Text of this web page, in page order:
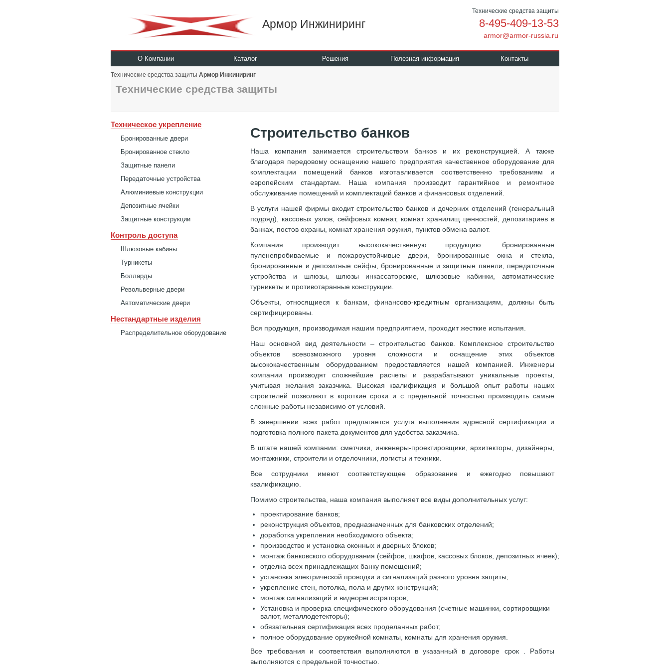
Армор Инжиниринг
Технические средства защиты
8-495-409-13-53
armor@armor-russia.ru
О Компании Каталог Решения Полезная информация Контакты
Технические средства защиты Армор Инжиниринг
Технические средства защиты
Техническое укрепление
Бронированные двери
Бронированное стекло
Защитные панели
Передаточные устройства
Алюминиевые конструкции
Депозитные ячейки
Защитные конструкции
Контроль доступа
Шлюзовые кабины
Турникеты
Болларды
Револьверные двери
Автоматические двери
Нестандартные изделия
Распределительное оборудование
Строительство банков
Наша компания занимается строительством банков и их реконструкцией. А также
благодаря передовому оснащению нашего предприятия качественное оборудование для
комплектации помещений банков изготавливается соответственно требованиям и
европейским стандартам. Наша компания производит гарантийное и ремонтное
обслуживание помещений и комплектаций банков и финансовых отделений.
В услуги нашей фирмы входит строительство банков и дочерних отделений (генеральный
подряд), кассовых узлов, сейфовых комнат, комнат хранилищ ценностей, депозитариев в
банках, постов охраны, комнат хранения оружия, пунктов обмена валют.
Компания производит высококачественную продукцию: бронированные
пуленепробиваемые и пожароустойчивые двери, бронированные окна и стекла,
бронированные и депозитные сейфы, бронированные и защитные панели, передаточные
устройства и шлюзы, шлюзы инкассаторские, шлюзовые кабинки, автоматические
турникеты и противотаранные конструкции.
Объекты, относящиеся к банкам, финансово-кредитным организациям, должны быть
сертифицированы.
Вся продукция, производимая нашим предприятием, проходит жесткие испытания.
Наш основной вид деятельности – строительство банков. Комплексное строительство
объектов всевозможного уровня сложности и оснащение этих объектов
высококачественным оборудованием предоставляется нашей компанией. Инженеры
компании производят сложнейшие расчеты и разрабатывают уникальные проекты,
учитывая желания заказчика. Высокая квалификация и большой опыт работы наших
строителей позволяют в короткие сроки и с предельной точностью производить самые
сложные работы независимо от условий.
В завершении всех работ предлагается услуга выполнения адресной сертификации и
подготовка полного пакета документов для удобства заказчика.
В штате нашей компании: сметчики, инженеры-проектировщики, архитекторы, дизайнеры,
монтажники, строители и отделочники, логисты и техники.
Все сотрудники имеют соответствующее образование и ежегодно повышают
квалификацию.
Помимо строительства, наша компания выполняет все виды дополнительных услуг:
проектирование банков;
реконструкция объектов, предназначенных для банковских отделений;
доработка укрепления необходимого объекта;
производство и установка оконных и дверных блоков;
монтаж банковского оборудования (сейфов, шкафов, кассовых блоков, депозитных ячеек);
отделка всех принадлежащих банку помещений;
установка электрической проводки и сигнализаций разного уровня защиты;
укрепление стен, потолка, пола и других конструкций;
монтаж сигнализаций и видеорегистраторов;
Установка и проверка специфического оборудования (счетные машинки, сортировщики
валют, металлодетекторы);
обязательная сертификация всех проделанных работ;
полное оборудование оружейной комнаты, комнаты для хранения оружия.
Все требования и соответствия выполняются в указанный в договоре срок . Работы
выполняются с предельной точностью.